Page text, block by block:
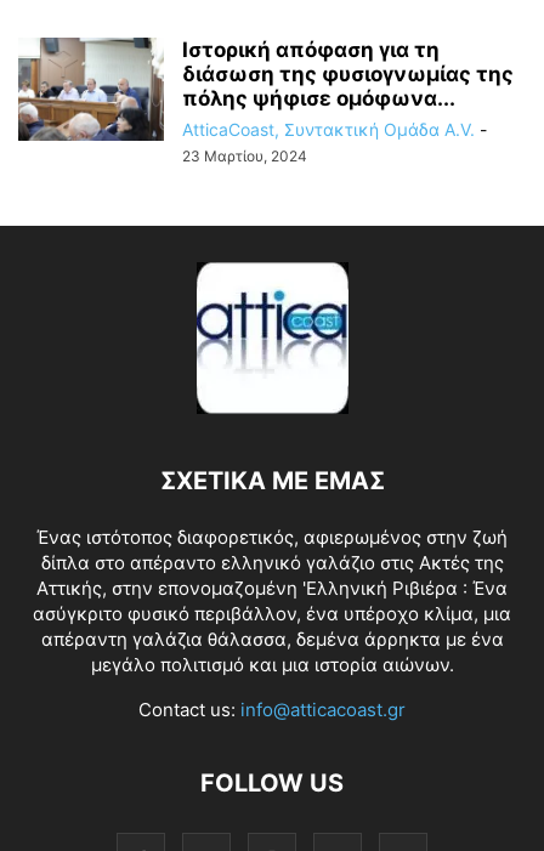
Ιστορική απόφαση για τη
διάσωση της φυσιογνωμίας της
πόλης ψήφισε ομόφωνα...
AtticaCoast, Συντακτική Ομάδα A.V. -
23 Μαρτίου, 2024
ΣΧΕΤΙΚΑ ΜΕ ΕΜΑΣ
Ένας ιστότοπος διαφορετικός, αφιερωμένος στην ζωή
δίπλα στο απέραντο ελληνικό γαλάζιο στις Ακτές της
Αττικής, στην επονομαζομένη 'Ελληνική Ριβιέρα : Ένα
ασύγκριτο φυσικό περιβάλλον, ένα υπέροχο κλίμα, μια
απέραντη γαλάζια θάλασσα, δεμένα άρρηκτα με ένα
μεγάλο πολιτισμό και μια ιστορία αιώνων.
Contact us: info@atticacoast.gr
FOLLOW US